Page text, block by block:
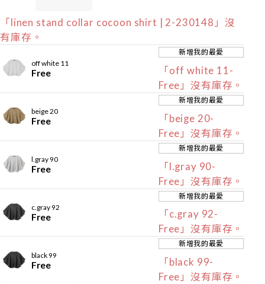
「linen stand collar cocoon shirt | 2-230148」沒
有庫存。
off white 11
Free
新增我的最愛
「off white 11-
Free」沒有庫存。
beige 20
Free
新增我的最愛
「beige 20-
Free」沒有庫存。
l.gray 90
Free
新增我的最愛
「l.gray 90-
Free」沒有庫存。
c.gray 92
Free
新增我的最愛
「c.gray 92-
Free」沒有庫存。
black 99
Free
新增我的最愛
「black 99-
Free」沒有庫存。